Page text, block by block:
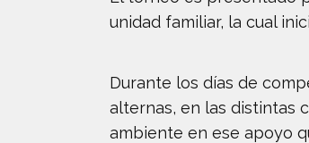
unidad familiar, la cual
Durante los días de
alternas, en las distintas
ambiente en ese apoyo